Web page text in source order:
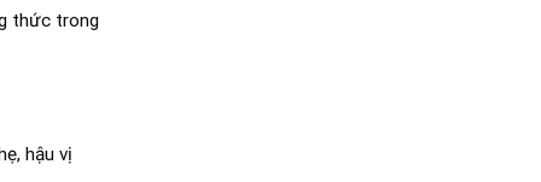
thức trong
hậu vị